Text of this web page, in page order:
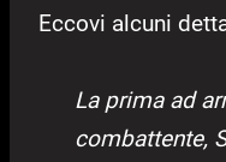
Eccovi alcuni
La prima ad
combattente,